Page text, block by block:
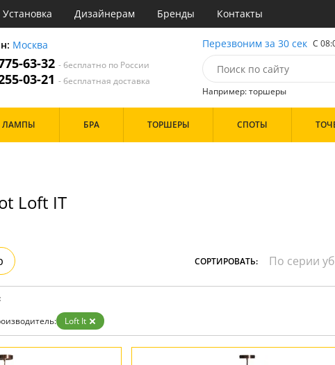
Установка Дизайнерам Бренды Контакты
Москва
63-32- бесплатно по России
03-21- бесплатная доставка
Перезвоним за 30 сек С
Например: торшеры
ЛАМПЫ БРА ТОРШЕРЫ СПОТЫ
Loft IT
СОРТИРОВАТЬ:
Loft It